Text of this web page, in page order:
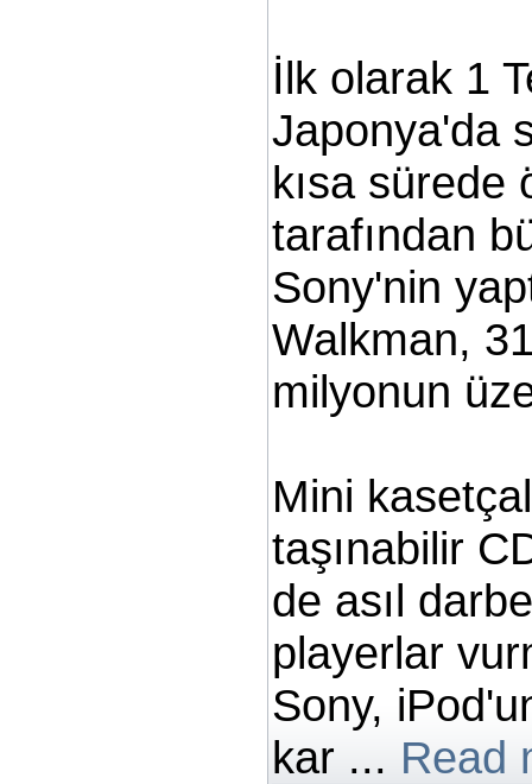
İlk olarak 1
Japonya'da
kısa sürede
tarafından
Sony'nin
Walkman,
milyonun
Mini
taşınabilir
de asıl
playerlar
Sony,
kar ... Read